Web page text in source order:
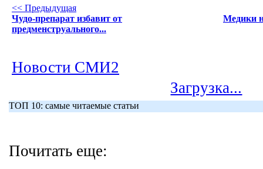
<< Предыдущая
Чудо-препарат избавит от
предменструального...
Медики
Новости СМИ2
Загрузка...
ТОП 10: самые читаемые статьи
Почитать еще: